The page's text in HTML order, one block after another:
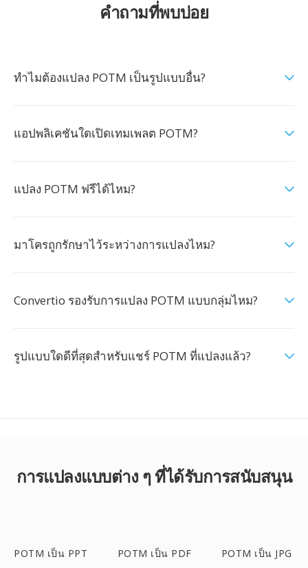
คำถามที่พบบ่อย
ทำไมต้องแปลง POTM เป็นรูปแบบอื่น?
แอปพลิเคชันใดเปิดเทมเพลต POTM?
แปลง POTM ฟรีได้ไหม?
มาโครถูกรักษาไว้ระหว่างการแปลงไหม?
Convertio รองรับการแปลง POTM แบบกลุ่มไหม?
รูปแบบใดดีที่สุดสำหรับแชร์ POTM ที่แปลงแล้ว?
การแปลงแบบต่าง ๆ ที่ได้รับการสนับสนุน
POTM เป็น PPT POTM เป็น PDF POTM เป็น JPG